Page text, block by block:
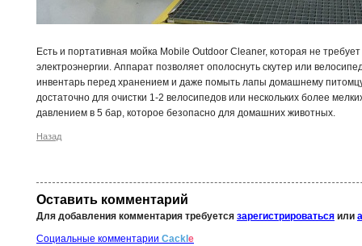
Есть и портативная мойка Mobile Outdoor Cleaner, которая не
электроэнергии. Аппарат позволяет ополоснуть скутер или
инвентарь перед хранением и даже помыть лапы домашнему
достаточно для очистки 1-2 велосипедов или нескольких более
давлением в 5 бар, которое безопасно для домашних животных.
Назад
Оставить комментарий
Для добавления комментария требуется зарегистрироваться или
Социальные комментарии Cackl e